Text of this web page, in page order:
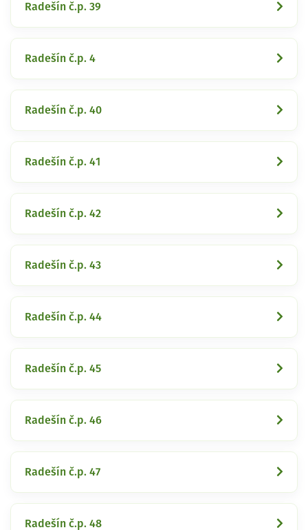
Radešín č.p. 39
Radešín č.p. 4
Radešín č.p. 40
Radešín č.p. 41
Radešín č.p. 42
Radešín č.p. 43
Radešín č.p. 44
Radešín č.p. 45
Radešín č.p. 46
Radešín č.p. 47
Radešín č.p. 48